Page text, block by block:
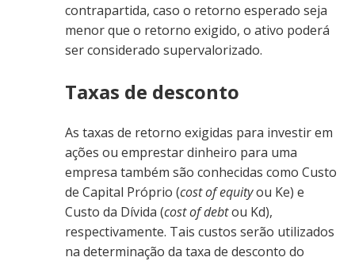
contrapartida, caso o retorno esperado seja
menor que o retorno exigido, o ativo poderá
ser considerado supervalorizado.
Taxas de desconto
As taxas de retorno exigidas para investir em
ações ou emprestar dinheiro para uma
empresa também são conhecidas como Custo
de Capital Próprio (cost of equityou Ke) e
Custo da Dívida (cost of debtou Kd),
respectivamente. Tais custos serão utilizados
na determinação da taxa de desconto do